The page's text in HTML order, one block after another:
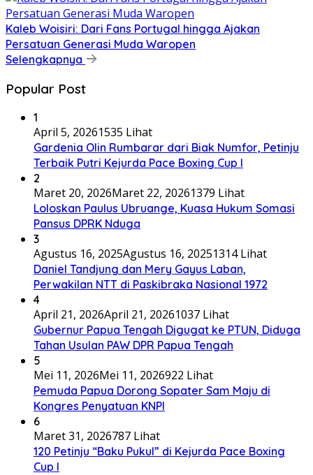
Kaleb Woisiri: Dari Fans Portugal hingga Ajakan
Persatuan Generasi Muda Waropen
Selengkapnya
Popular Post
1
April 5, 20261535 Lihat
Gardenia Olin Rumbarar dari Biak Numfor, Petinju
Terbaik Putri Kejurda Pace Boxing Cup I
2
Maret 20, 2026Maret 22, 20261379 Lihat
Loloskan Paulus Ubruange, Kuasa Hukum Somasi
Pansus DPRK Nduga
3
Agustus 16, 2025Agustus 16, 20251314 Lihat
Daniel Tandjung dan Mery Gayus Laban,
Perwakilan NTT di Paskibraka Nasional 1972
4
April 21, 2026April 21, 20261037 Lihat
Gubernur Papua Tengah Digugat ke PTUN, Diduga
Tahan Usulan PAW DPR Papua Tengah
5
Mei 11, 2026Mei 11, 2026922 Lihat
Pemuda Papua Dorong Sopater Sam Maju di
Kongres Penyatuan KNPI
6
Maret 31, 2026787 Lihat
120 Petinju “Baku Pukul” di Kejurda Pace Boxing
Cup I